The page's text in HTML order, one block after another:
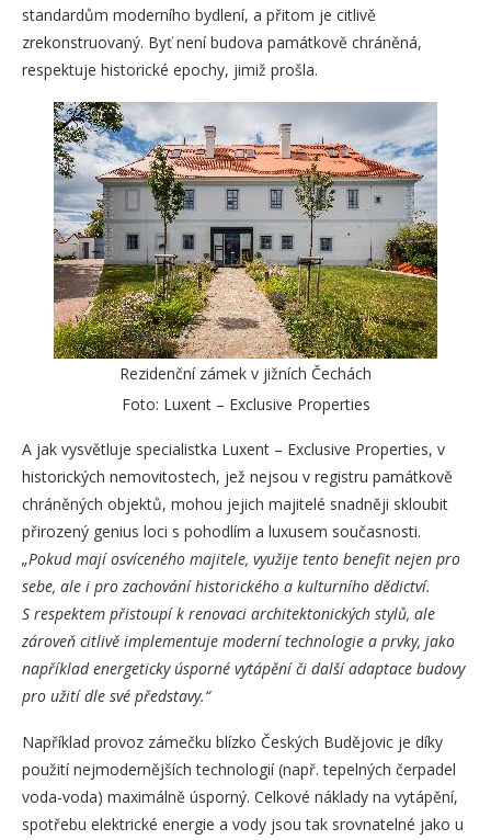
standardům moderního bydlení, a přitom je citlivě
zrekonstruovaný. Byť není budova památkově chráněná,
respektuje historické epochy, jimiž prošla.
Rezidenční zámek v jižních Čechách
Foto: Luxent – Exclusive Properties
A jak vysvětluje specialistka Luxent – Exclusive Properties, v
historických nemovitostech, jež nejsou v registru památkově
chráněných objektů, mohou jejich majitelé snadněji skloubit
přirozený genius loci s pohodlím a luxusem současnosti.
„Pokud mají osvíceného majitele, využije tento benefit nejen pro
sebe, ale i pro zachování historického a kulturního dědictví.
S respektem přistoupí k renovaci architektonických stylů, ale
zároveň citlivě implementuje moderní technologie a prvky, jako
například energeticky úsporné vytápění či další adaptace budovy
pro užití dle své představy.“
Například provoz zámečku blízko Českých Budějovic je díky
použití nejmodernějších technologií (např. tepelných čerpadel
voda-voda) maximálně úsporný. Celkové náklady na vytápění,
spotřebu elektrické energie a vody jsou tak srovnatelné jako u